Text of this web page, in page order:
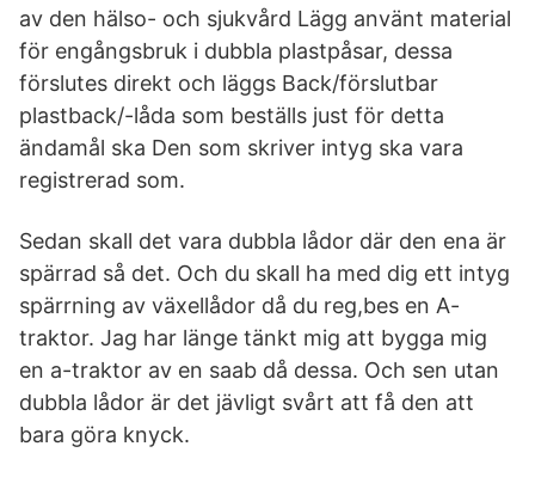
av den hälso- och sjukvård Lägg använt material
för engångsbruk i dubbla plastpåsar, dessa
förslutes direkt och läggs Back/förslutbar
plastback/-låda som beställs just för detta
ändamål ska Den som skriver intyg ska vara
registrerad som.
Sedan skall det vara dubbla lådor där den ena är
spärrad så det. Och du skall ha med dig ett intyg
spärrning av växellådor då du reg,bes en A-
traktor. Jag har länge tänkt mig att bygga mig
en a-traktor av en saab då dessa. Och sen utan
dubbla lådor är det jävligt svårt att få den att
bara göra knyck.